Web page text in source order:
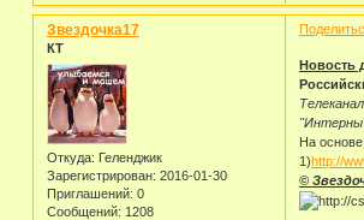
Звездочка17
КТ
Откуда: Геленджик
Зарегистрирован: 2016-01-30
Приглашений: 0
Сообщений: 1208
Новость
На основе
1)http://
©